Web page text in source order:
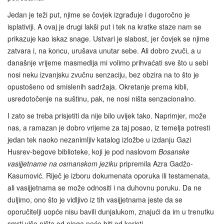
Jedan je teži put, njime se čovjek izgrađuje i dugoročno je
isplativiji. A ovaj je drugi lakši put i tek na kratke staze nam se
prikazuje kao iskaz snage. Ustvari je slabost, jer čovjek se njime
zatvara i, na koncu, urušava unutar sebe. Ali dobro zvuči, a u
današnje vrijeme masmedija mi volimo prihvaćati sve što u sebi
nosi neku izvanjsku zvučnu senzaciju, bez obzira na to što je
opustošeno od smislenih sadržaja. Okretanje prema kibli,
usredotočenje na suštinu, pak, ne nosi ništa senzacionalno.
I zato se treba prisjetiti da nije bilo uvijek tako. Naprimjer, može
nas, a ramazan je dobro vrijeme za taj posao, iz temelja potresti
jedan tek naoko nezanimljiv katalog izložbe u izdanju Gazi
Husrev-begove biblioteke, koji je pod naslovom Bosanske
vasijjetname na osmanskom jeziku pripremila Azra Gadžo-
Kasumović. Riječ je izboru dokumenata oporuka ili testamenata,
ali vasijjetnama se može odnositi i na duhovnu poruku. Da ne
duljimo, ono što je vidljivo iz tih vasijjetnama jeste da se
oporučitelji uopće nisu bavili dunjalukom, znajući da im u trenutku